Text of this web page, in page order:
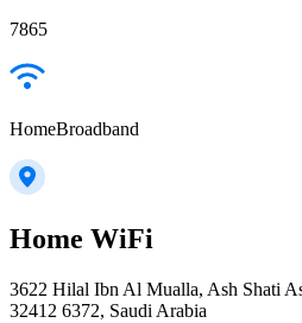
7865
HomeBroadband
Home WiFi
3622 Hilal Ibn Al Mualla, Ash Shati
32412 6372, Saudi Arabia